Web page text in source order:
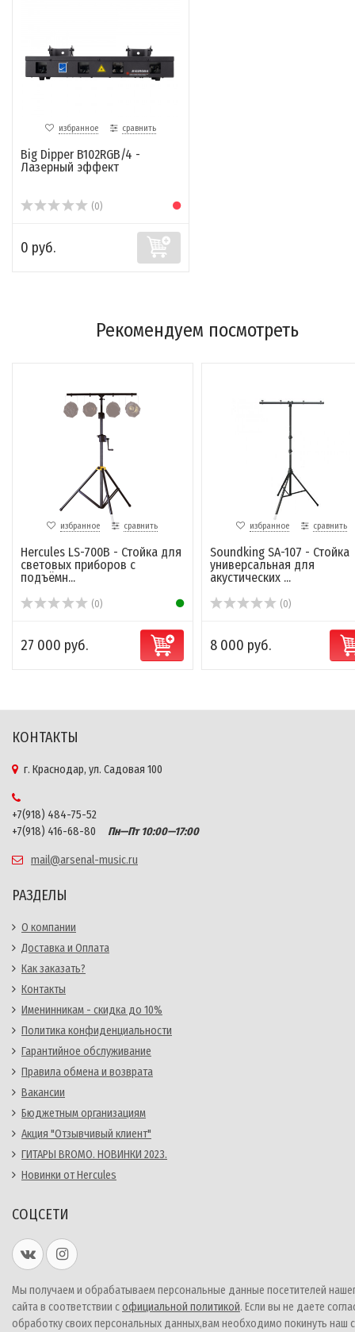
избранное сравнить
Big Dipper B102RGB/4 -
Лазерный эффект
(0)
0 руб.
Рекомендуем посмотреть
избранное сравнить
Hercules LS-700B - Стойка для
световых приборов с
подъёмн...
(0)
27 000 руб.
избранное сравнить
Soundking SA-107 - Стойка
универсальная для
акустических ...
(0)
8 000 руб.
КОНТАКТЫ
г. Краснодар, ул. Садовая 100
+7(918) 484-75-52
+7(918) 416-68-80
Пн—Пт 10:00—17:00
mail@arsenal-music.ru
РАЗДЕЛЫ
О компании
Доставка и Оплата
Как заказать?
Контакты
Именинникам - скидка до 10%
Политика конфиденциальности
Гарантийное обслуживание
Правила обмена и возврата
Вакансии
Бюджетным организациям
Акция "Отзывчивый клиент"
ГИТАРЫ BROMO. НОВИНКИ 2023.
Новинки от Hercules
СОЦСЕТИ
Мы получаем и обрабатываем персональные данные посетителей
сайта в соответствии софициальной политикой. Если вы не даете
обработку своих персональных данных,вам необходимо покинуть наш